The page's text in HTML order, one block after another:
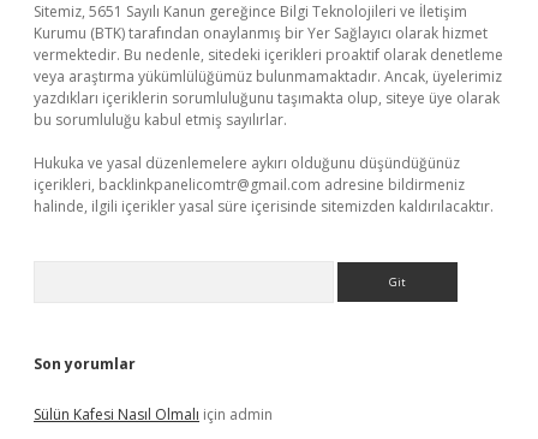
Sitemiz, 5651 Sayılı Kanun gereğince Bilgi Teknolojileri ve İletişim
Kurumu (BTK) tarafından onaylanmış bir Yer Sağlayıcı olarak hizmet
vermektedir. Bu nedenle, sitedeki içerikleri proaktif olarak denetleme
veya araştırma yükümlülüğümüz bulunmamaktadır. Ancak, üyelerimiz
yazdıkları içeriklerin sorumluluğunu taşımakta olup, siteye üye olarak
bu sorumluluğu kabul etmiş sayılırlar.
Hukuka ve yasal düzenlemelere aykırı olduğunu düşündüğünüz
içerikleri, backlinkpanelicomtr@gmail.com adresine bildirmeniz
halinde, ilgili içerikler yasal süre içerisinde sitemizden kaldırılacaktır.
Son yorumlar
Sülün Kafesi Nasıl Olmalı için admin